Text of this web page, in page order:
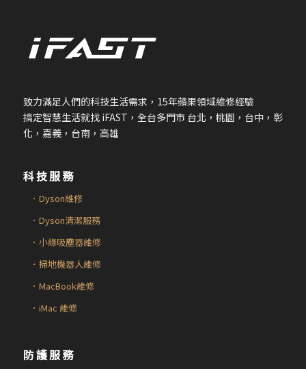
致力滿足人們的科技生活需求， 15年蘋果領域維修經驗
搞定智慧生活就找 iFAST ，全台多門市 台北，桃園，台中，彰
化，嘉義，台南，高雄
科技服務
．Dyson維修
．Dyson清潔服務
．小綠吸塵器維修
．掃地機器人維修
．MacBook維修
．iMac 維修
防護服務